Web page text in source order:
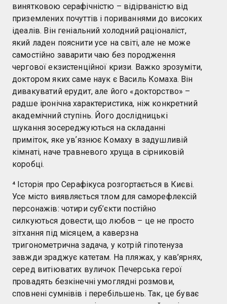
винятковою серафічністю – відірваністю від
приземлених почуттів і пориваннями до високих
ідеалів. Він геніальний холодний раціоналіст,
який ладен пояснити усе на світі, але не може
самостійно заварити чаю без породження
чергової екзистенційної кризи. Важко зрозуміти,
доктором яких саме наук є Василь Комаха. Він
дивакуватий ерудит, але його «докторство» –
радше іронічна характеристика, ніж конкретний
академічний ступінь. Його дослідницькі
шукання зосереджуються на складанні
приміток, яке увʼязнює Комаху в задушливій
кімнаті, наче травневого хруща в сірниковій
коробці.
⁴ Історія про Серафікуса розгортається в Києві.
Усе місто виявляється тлом для саморефлексій
персонажів: чотири суб’єкти постійно
силкуються довести, що любов – це не просто
зітхання під місяцем, а каверзна
тригонометрична задача, у котрій гіпотенуза
завжди зраджує катетам. На пляжах, у кав’ярнях,
серед витіюватих вуличок Печерська герої
провадять безкінечні умоглядні розмови,
сповнені сумнівів і перебільшень. Так, це буває